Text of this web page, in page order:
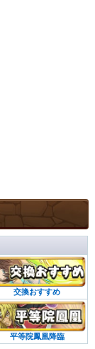
交換おすすめ
平等院鳳凰降臨